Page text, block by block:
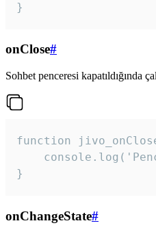
}
onClose#
Sohbet penceresi kapatıldığında
function
}
onChangeState#